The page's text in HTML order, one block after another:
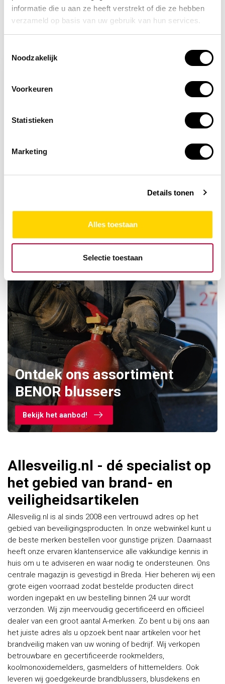
informatie die u aan ze heeft verstrekt of die ze hebben
verzameld op basis van uw gebruik van hun services.
Noodzakelijk
Voorkeuren
Statistieken
Marketing
Details tonen
Alles toestaan
Selectie toestaan
Ontdek ons assortiment
BENOR blussers
Bekijk het aanbod!
Allesveilig.nl - dé specialist op
het gebied van brand- en
veiligheidsartikelen
Allesveilig.nl is al sinds 2008 een vertrouwd adres op het
gebied van beveiligingsproducten. In onze webwinkel kunt u
de beste merken bestellen voor gunstige prijzen. Daarnaast
heeft onze ervaren klantenservice alle vakkundige kennis in
huis om u te adviseren en waar nodig te ondersteunen. Ons
centrale magazijn is gevestigd in Breda. Hier beheren wij een
grote eigen voorraad zodat bestelde producten direct
worden ingepakt en uw bestelling binnen 24 uur wordt
verzonden. Wij zijn meervoudig gecertificeerd en officieel
dealer van een groot aantal A-merken. Zo bent u bij ons aan
het juiste adres als u opzoek bent naar artikelen voor het
brandveilig maken van uw woning of bedrijf. Wij verkopen
betrouwbare en gecertificeerde rookmelders,
koolmonoxidemelders, gasmelders of hittemelders. Ook
leveren wij goedgekeurde brandblussers, blusdekens en